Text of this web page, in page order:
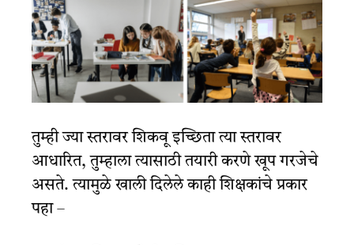
तुम्ही ज्या स्तरावर शिकवू इच्छिता त्या स्तरावर
आधारित, तुम्हाला त्यासाठी तयारी करणे खूप गरजेचे
असते. त्यामुळे खाली दिलेले काही शिक्षकांचे प्रकार
पहा –